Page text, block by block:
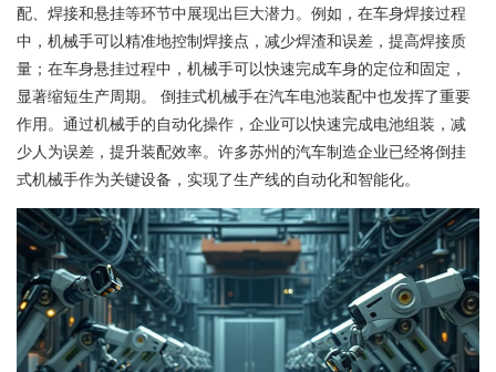
配、焊接和悬挂等环节中展现出巨大潜力。例如，在车身焊接过程
中，机械手可以精准地控制焊接点，减少焊渣和误差，提高焊接质
量；在车身悬挂过程中，机械手可以快速完成车身的定位和固定，
显著缩短生产周期。 倒挂式机械手在汽车电池装配中也发挥了重要
作用。通过机械手的自动化操作，企业可以快速完成电池组装，减
少人为误差，提升装配效率。许多苏州的汽车制造企业已经将倒挂
式机械手作为关键设备，实现了生产线的自动化和智能化。